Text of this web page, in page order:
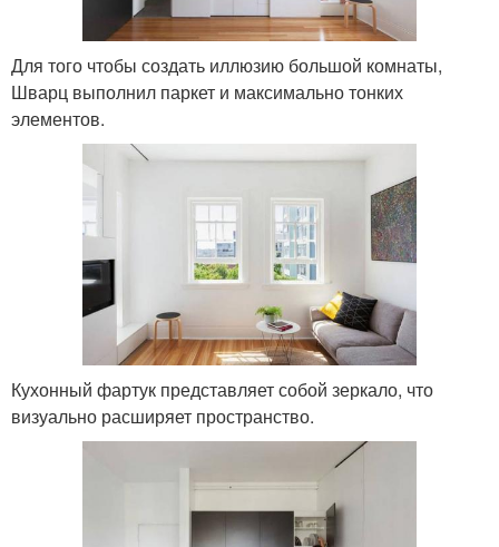
Для того чтобы создать иллюзию большой комнаты,
Шварц выполнил паркет и максимально тонких
элементов.
Кухонный фартук представляет собой зеркало, что
визуально расширяет пространство.